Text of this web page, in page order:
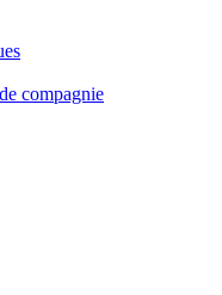
compagnie